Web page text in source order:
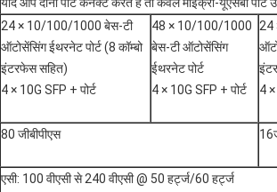
यदि आप दोनों पोर्ट कनेक्ट करते हैं तो केवल माइक्रो-यूएसबी पोर्ट
24 × 10/100/1000 बेस-टी
ऑटोसेंसिंग ईथरनेट पोर्ट (8 कॉम्बो
इंटरफेस सहित)
4 × 10G SFP + पोर्ट
48 × 10/100/1000
बेस-टी ऑटोसेंसिंग
ईथरनेट पोर्ट
4 × 10G SFP + पोर्ट
24
4 ×
80 जीबीपीएस
एसी: 100 वीएसी से 240 वीएसी @ 50 हर्ट्ज/60 हर्ट्ज